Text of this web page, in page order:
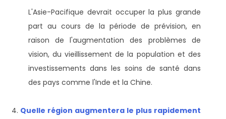
L'Asie-Pacifique devrait occuper la plus grande
part au cours de la période de prévision, en
raison de l'augmentation des problèmes de
vision, du vieillissement de la population et des
investissements dans les soins de santé dans
des pays comme l'Inde et la Chine.
Quelle région augmentera le plus rapidement